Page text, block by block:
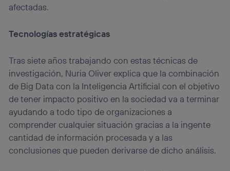
afectadas.
Tecnologías estratégicas
Tras siete años trabajando con estas técnicas de
investigación, Nuria Oliver explica que la combinación
de Big Data con la Inteligencia Artificial con el objetivo
de tener impacto positivo en la sociedad va a terminar
ayudando a todo tipo de organizaciones a
comprender cualquier situación gracias a la ingente
cantidad de información procesada y a las
conclusiones que pueden derivarse de dicho análisis.